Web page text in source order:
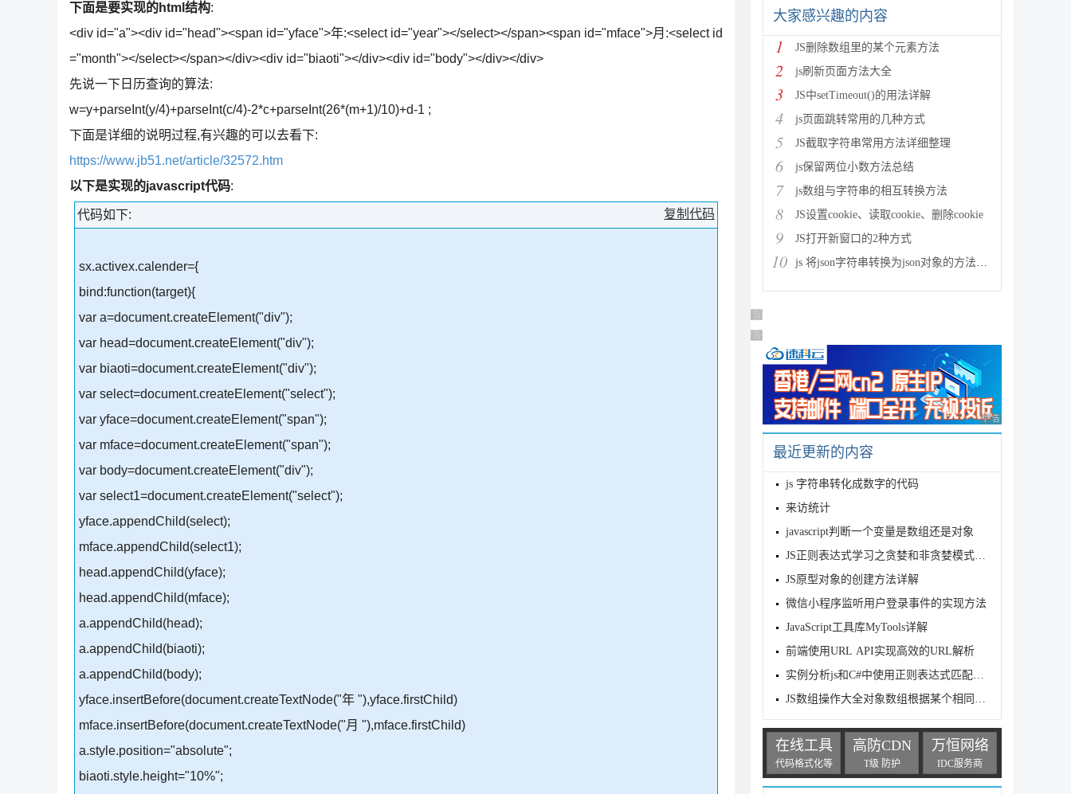
下面是要实现的html结构:
<div id="a"><div id="head"><span id="yface">年:<select id="year"></select></span><span id="mface">月:<select id
="month"></select></span></div><div id="biaoti"></div><div id="body"></div></div>
先说一下日历查询的算法:
w=y+parseInt(y/4)+parseInt(c/4)-2*c+parseInt(26*(m+1)/10)+d-1 ;
下面是详细的说明过程,有兴趣的可以去看下:
https://www.jb51.net/article/32572.htm
以下是实现的javascript代码:
复制代码
代码如下:
sx.activex.calender={
bind:function(target){
var a=document.createElement("div");
var head=document.createElement("div");
var biaoti=document.createElement("div");
var select=document.createElement("select");
var yface=document.createElement("span");
var mface=document.createElement("span");
var body=document.createElement("div");
var select1=document.createElement("select");
yface.appendChild(select);
mface.appendChild(select1);
head.appendChild(yface);
head.appendChild(mface);
a.appendChild(head);
a.appendChild(biaoti);
a.appendChild(body);
yface.insertBefore(document.createTextNode("年 "),yface.firstChild)
mface.insertBefore(document.createTextNode("月 "),mface.firstChild)
a.style.position="absolute";
biaoti.style.height="10%";
大家感兴趣的内容
1 JS删除数组里的某个元素方法
2 js刷新页面方法大全
3 JS中setTimeout()的用法详解
4 js页面跳转常用的几种方式
5 JS截取字符串常用方法详细整理
6 js保留两位小数方法总结
7 js数组与字符串的相互转换方法
8 JS设置cookie、读取cookie、删除cookie
9 JS打开新窗口的2种方式
10 js 将json字符串转换为json对象的方法解析
广告 商业广告，理性选择
广告 商业广告，理性选择
广告 商业广告，理性
最近更新的内容
js 字符串转化成数字的代码
来访统计
javascript判断一个变量是数组还是对象
JS正则表达式学习之贪婪和非贪婪模式实例总结
JS原型对象的创建方法详解
微信小程序监听用户登录事件的实现方法
JavaScript工具库MyTools详解
前端使用URL API实现高效的URL解析
实例分析js和C#中使用正则表达式匹配a标签
JS数组操作大全对象数组根据某个相同的字段分组
在线工具
代码格式化等
高防CDN
T级 防护
万恒网络
IDC服务商